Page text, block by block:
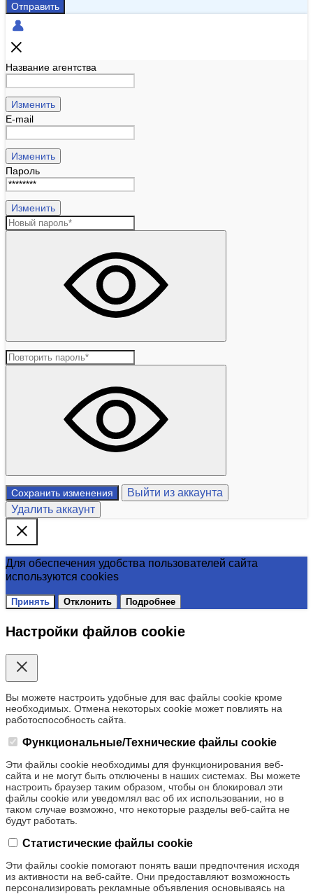
Отправить
Название агентства
Изменить
E-mail
Изменить
Пароль
Изменить
Сохранить изменения
Выйти из аккаунта
Удалить аккаунт
Для обеспечения удобства пользователей сайта
используются cookies
Принять Отклонить Подробнее
Настройки файлов cookie
Вы можете настроить удобные для вас файлы cookie кроме
необходимых. Отмена некоторых cookie может повлиять на
работоспособность сайта.
Функциональные/Технические файлы cookie
Эти файлы cookie необходимы для функционирования веб-
сайта и не могут быть отключены в наших системах. Вы можете
настроить браузер таким образом, чтобы он блокировал эти
файлы cookie или уведомлял вас об их использовании, но в
таком случае возможно, что некоторые разделы веб-сайта не
будут работать.
Статистические файлы cookie
Эти файлы cookie помогают понять ваши предпочтения исходя
из активности на веб-сайте. Они предоставляют возможность
персонализировать рекламные объявления основываясь на